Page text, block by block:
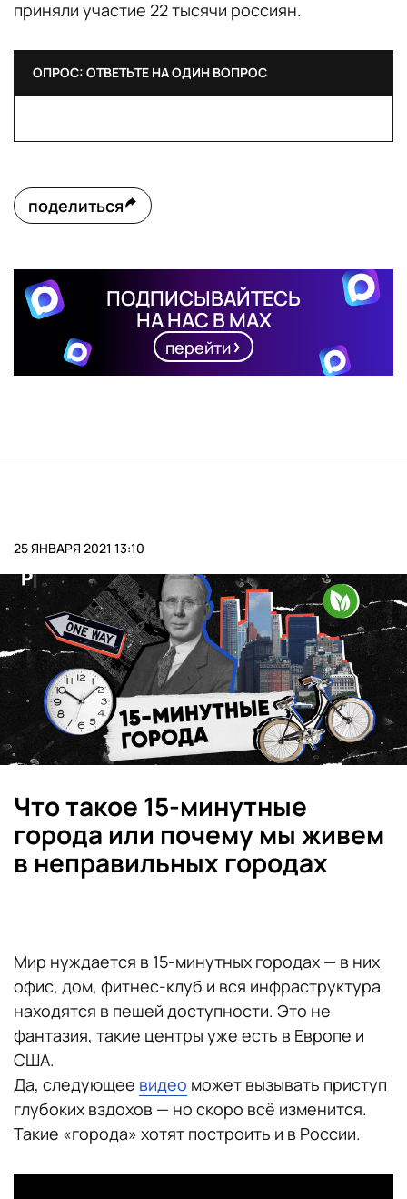
приняли участие 22 тысячи россиян.
ОПРОС: ОТВЕТЬТЕ НА ОДИН ВОПРОС
поделиться
ПОДПИСЫВАЙТЕСЬ
НА НАС В MAX
перейти
25 ЯНВАРЯ 2021 13:10
Что такое 15-минутные
города или почему мы живем
в неправильных городах
Мир нуждается в 15-минутных городах — в них
офис, дом, фитнес-клуб и вся инфраструктура
находятся в пешей доступности. Это не
фантазия, такие центры уже есть в Европе и
США.
Да, следующее видео может вызывать приступ
глубоких вздохов — но скоро всё изменится.
Такие «города» хотят построить и в России.